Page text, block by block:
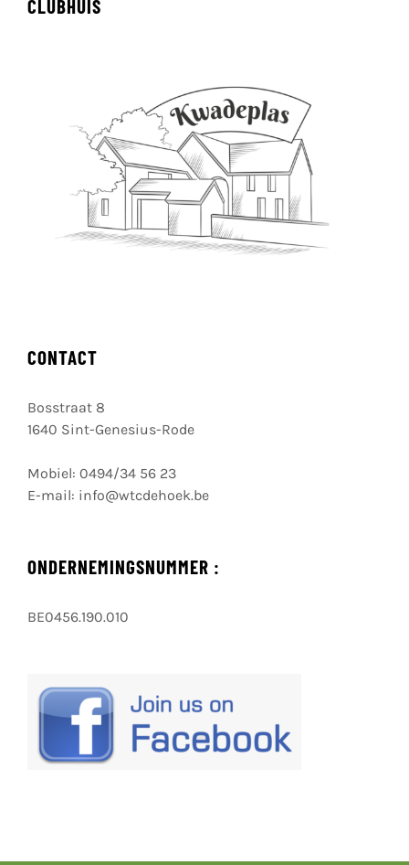
CLUBHUIS
CONTACT
Bosstraat 8
1640 Sint-Genesius-Rode
Mobiel: 0494/34 56 23
E-mail: info@wtcdehoek.be
ONDERNEMINGSNUMMER :
BE0456.190.010